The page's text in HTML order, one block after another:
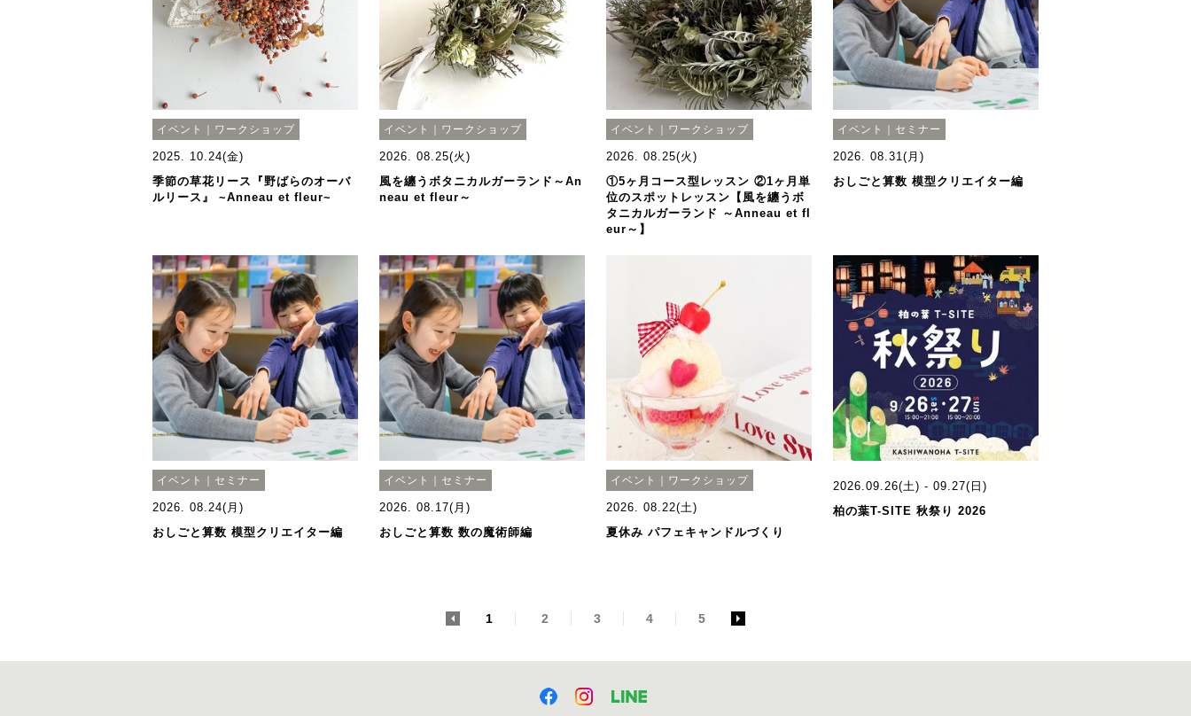
イベント｜ワークショップ
2025. 10.24(金)
季節の草花リース『野ばらのオーバ
ルリース』 ~Anneau et fleur~
イベント｜ワークショップ
2026. 08.25(火)
風を纏うボタニカルガーランド～An
neau et fleur～
イベント｜ワークショップ
2026. 08.25(火)
①5ヶ月コース型レッスン ②1ヶ月単
位のスポットレッスン【風を纏うボ
タニカルガーランド ～Anneau et fl
eur～】
イベント｜セミナー
2026. 08.31(月)
おしごと算数 模型クリエイター編
イベント｜セミナー
2026. 08.24(月)
おしごと算数 模型クリエイター編
イベント｜セミナー
2026. 08.17(月)
おしごと算数 数の魔術師編
イベント｜ワークショップ
2026. 08.22(土)
夏休み パフェキャンドルづくり
2026.09.26(土) - 09.27(日)
柏の葉T-SITE 秋祭り 2026
1 2 3 4 5